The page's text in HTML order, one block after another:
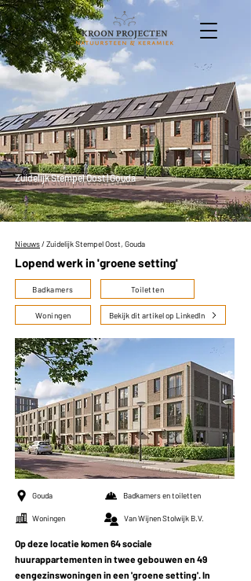
Zuidelijk Stempel Oost | Gouda
Nieuws/ Zuidelijk Stempel Oost, Gouda
Lopend werk in 'groene setting'
Badkamers
Woningen
Toiletten
Bekijk dit artikel op LinkedIn
Gouda
Woningen
Badkamers en toiletten
Van Wijnen Stolwijk B.V.
Op deze locatie komen 64 sociale
huurappartementen in twee gebouwen en 49
eengezinswoningen in een 'groene setting'. In